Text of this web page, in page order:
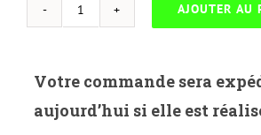
quantité
B-
22UXLC-
AJOUTER AU
Votre commande sera
aujourd’hui si elle est